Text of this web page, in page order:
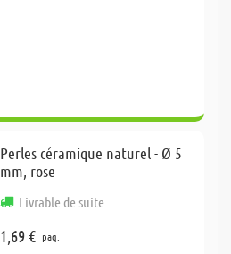
Perles céramique naturel - Ø 5
mm, rose
Livrable de suite
1,69 € paq.